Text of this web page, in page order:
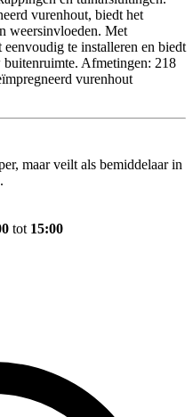
vurenhout, biedt het
weersinvloeden. Met
te installeren en biedt
Afmetingen: 218
vurenhout
maar veilt als bemiddelaar in
tot 15:00